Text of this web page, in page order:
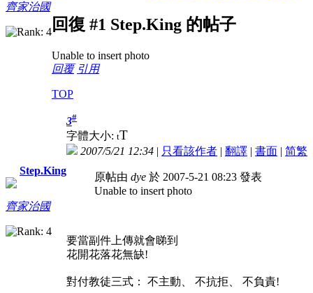
齊家治國
回復 #1 Step.King 的帖子
Unable to insert photo
回覆 引用
TOP
Step.King
齊家治國
3#
字體大小: tT
2007/5/21 12:34 | 只看該作者 | 翻譯 | 書面 | 简繁
原帖由 dye 於 2007-5-21 08:23 發表
Unable to insert photo
要當副件上傳就會睇到
花開花落花無缺!
對付教徒三式： 不主動、 不抗拒、 不負責!